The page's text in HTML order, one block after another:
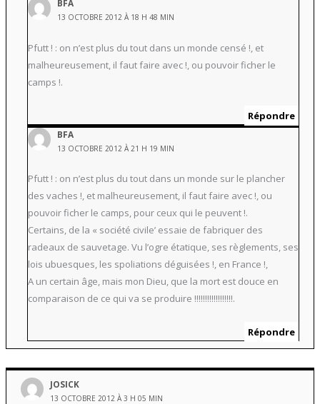
BFA
13 OCTOBRE 2012 À 18 H 48 MIN
Pfutt ! : on n’est plus du tout dans un monde censé !, et
malheureusement, il faut faire avec !, ou pouvoir ficher le
camps !.
Répondre
BFA
13 OCTOBRE 2012 À 21 H 19 MIN
Pfutt ! : on n’est plus du tout dans un monde sur le plancher
des vaches !, et malheureusement, il faut faire avec !, ou
pouvoir ficher le camps, pour ceux qui le peuvent !.
Certains, de la « société civile’ essaie de fabriquer des
radeaux de sauvetage. Vu l’ogre étatique, ses règlements, ses
lois ubuesques, les spoliations déguisées !, en France !,
A un certain âge, mais mon Dieu, que la mort est douce en
comparaison de ce qui va se produire !!!!!!!!!!!!!!!!!!.
Répondre
JOSICK
13 OCTOBRE 2012 À 3 H 05 MIN